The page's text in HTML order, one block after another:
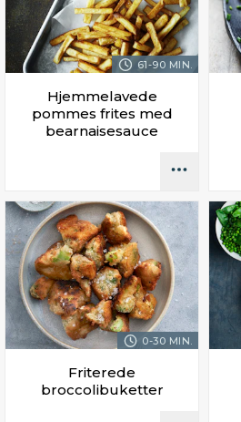
61-90 MIN.
Hjemmelavede
pommes frites med
bearnaisesauce
0-30 MIN.
Friterede
broccolibuketter